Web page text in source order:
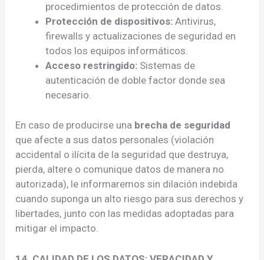
procedimientos de protección de datos.
Protección de dispositivos: Antivirus,
firewalls y actualizaciones de seguridad en
todos los equipos informáticos.
Acceso restringido: Sistemas de
autenticación de doble factor donde sea
necesario.
En caso de producirse una brecha de seguridad
que afecte a sus datos personales (violación
accidental o ilícita de la seguridad que destruya,
pierda, altere o comunique datos de manera no
autorizada), le informaremos sin dilación indebida
cuando suponga un alto riesgo para sus derechos y
libertades, junto con las medidas adoptadas para
mitigar el impacto.